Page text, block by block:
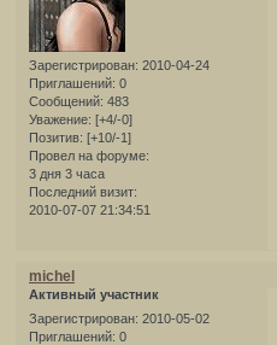
Зарегистрирован: 2010-04-24
Приглашений: 0
Сообщений: 483
Уважение: [+4/-0]
Позитив: [+10/-1]
Провел на форуме:
3 дня 3 часа
Последний визит:
2010-07-07 21:34:51
michel
Активный участник
Зарегистрирован: 2010-05-02
Приглашений: 0